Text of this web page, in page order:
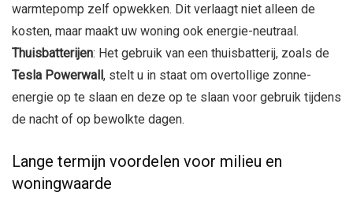
warmtepomp zelf opwekken. Dit verlaagt niet alleen de
kosten, maar maakt uw woning ook energie-neutraal.
Thuisbatterijen: Het gebruik van een thuisbatterij, zoals de
Tesla Powerwall, stelt u in staat om overtollige zonne-
energie op te slaan en deze op te slaan voor gebruik tijdens
de nacht of op bewolkte dagen.
Lange termijn voordelen voor milieu en
woningwaarde